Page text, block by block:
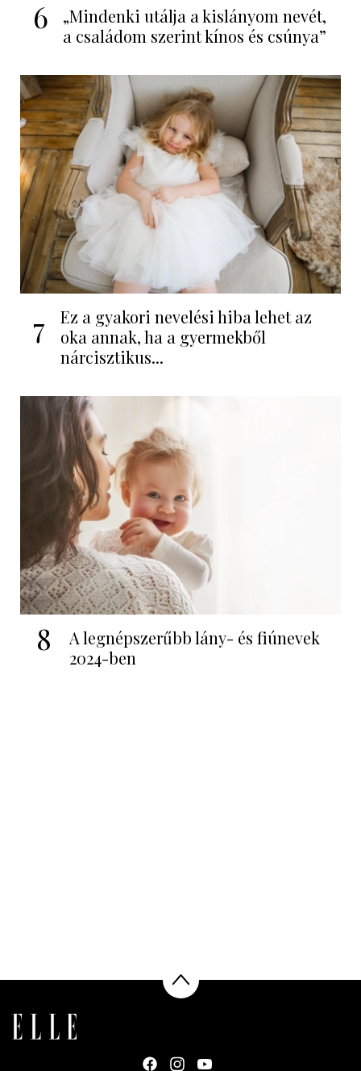
6
„Mindenki utálja a kislányom nevét,
a családom szerint kínos és csúnya”
7
Ez a gyakori nevelési hiba lehet az
oka annak, ha a gyermekből
nárcisztikus...
8
A legnépszerűbb lány- és fiúnevek
2024-ben